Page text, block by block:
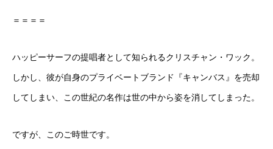
＝＝＝＝
ハッピーサーフの提唱者として知られるクリスチャン・ワック。
しかし、彼が自身のプライベートブランド『キャンバス』を売却
してしまい、この世紀の名作は世の中から姿を消してしまった。
ですが、このご時世です。